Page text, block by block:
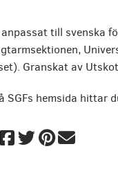
till svenska
Granskat av
SGFs hemsida hittar